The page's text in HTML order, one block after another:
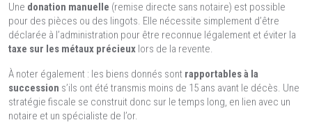
Une donation manuelle (remise directe sans notaire) est possible
pour des pièces ou des lingots. Elle nécessite simplement d’être
déclarée à l’administration pour être reconnue légalement et éviter la
taxe sur les métaux précieux lors de la revente.
À noter également : les biens donnés sont rapportables à la
succession s’ils ont été transmis moins de 15 ans avant le décès. Une
stratégie fiscale se construit donc sur le temps long, en lien avec un
notaire et un spécialiste de l’or.